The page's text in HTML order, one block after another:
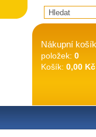
Nákupní košík
položek: 0
Košík: 0,00 Kč